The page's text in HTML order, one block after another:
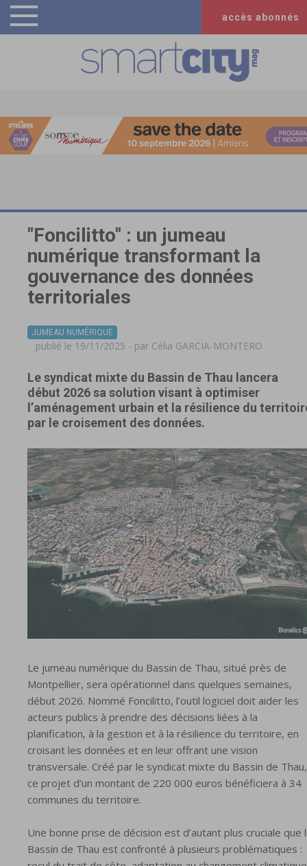
accès abonnés
"Foncilitto" : un jumeau
numérique transformant la
gouvernance des données
territoriales
JUMEAU NUMÉRIQUE
publié le 19/11/2025 - par Célia GARCIA-MONTERO
Le syndicat mixte du Bassin de Thau lancera
début 2026 sa solution visant à optimiser
l’aménagement urbain et la résilience du
par le croisement des données.
Le jumeau numérique du Bassin de Thau, situé près de
Montpellier, sera opérationnel dans quelques semaines,
début 2026. Nommé Foncilitto, l’outil logiciel doit aider les
acteurs publics à prendre des décisions liées à la
planification, à la gestion et à la résilience du territoire, en
croisant les données et en leur offrant une vision
transversale. Créé par le syndicat mixte du Bassin de Thau,
ce projet d’un montant de 220 000 euros bénéficiera à 34
communes du territoire.
Une bonne prise de décision est d’autant plus cruciale que
Bassin de Thau est confronté à plusieurs problématiques :